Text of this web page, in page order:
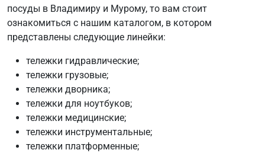
посуды в Владимиру и Мурому, то вам стоит
ознакомиться с нашим каталогом, в котором
представлены следующие линейки:
тележки гидравлические;
тележки грузовые;
тележки дворника;
тележки для ноутбуков;
тележки медицинские;
тележки инструментальные;
тележки платформенные;